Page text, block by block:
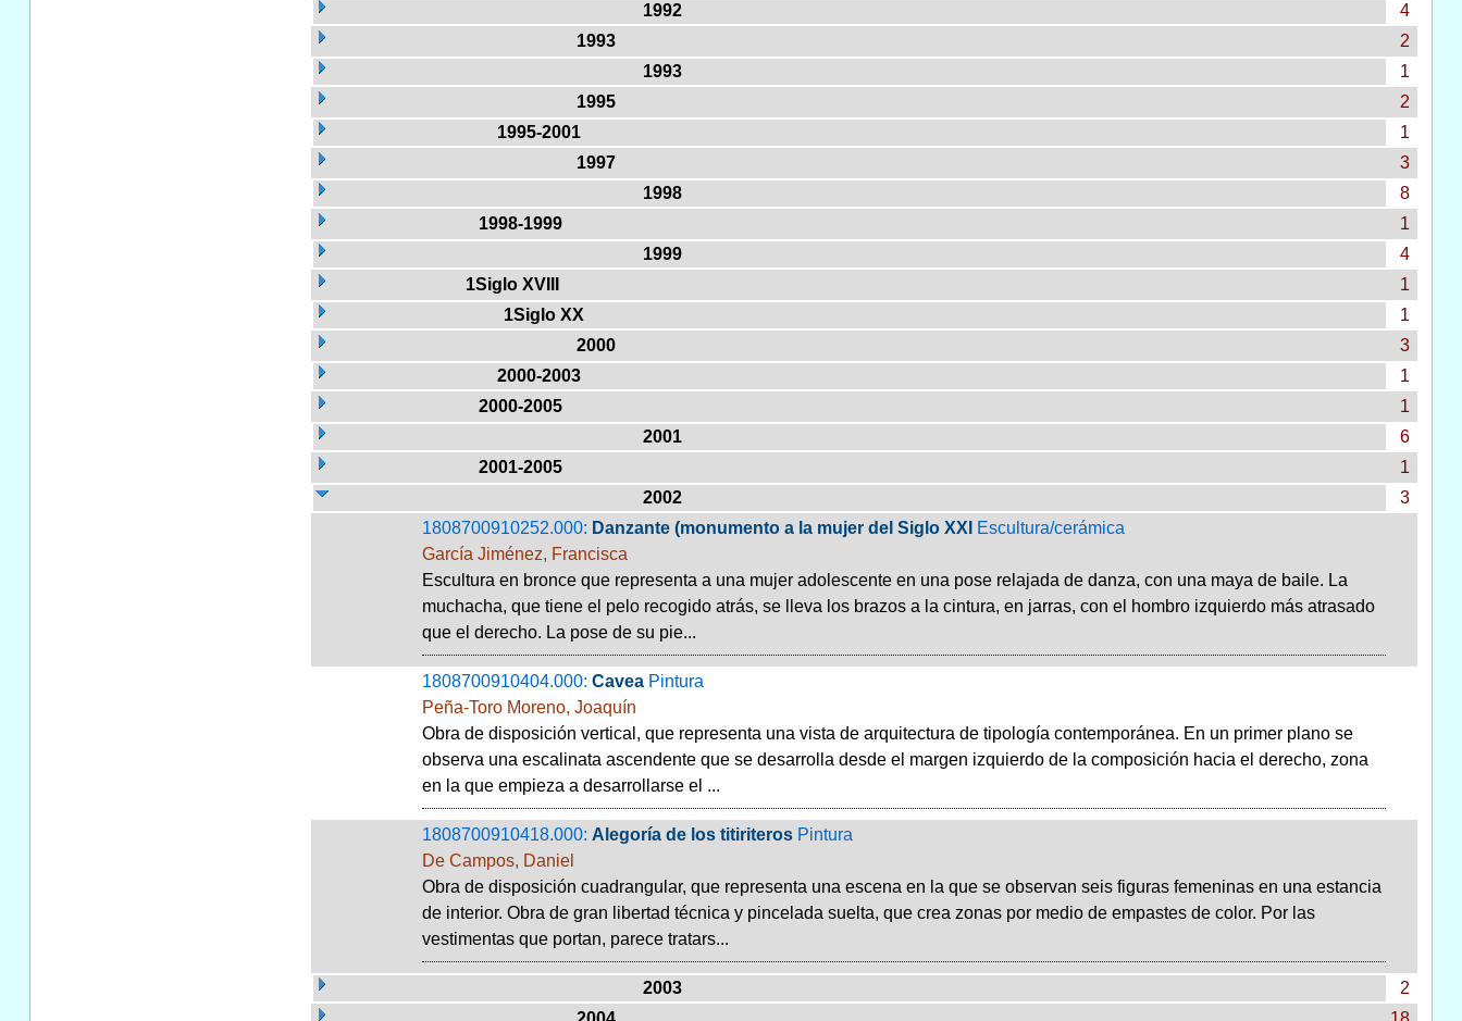
1992
4
1993
2
1993
1
1995
2
1995-2001
1
1997
3
1998
8
1998-1999
1
1999
4
1Siglo XVIII
1
1Siglo XX
1
2000
3
2000-2003
1
2000-2005
1
2001
6
2001-2005
1
2002
3
1808700910252.000: Danzante (monumento a la mujer del Siglo XXI
Escultura/cerámica
García Jiménez, Francisca
Escultura en bronce que representa a una mujer adolescente en una pose relajada de danza, con una maya de baile. La
muchacha, que tiene el pelo recogido atrás, se lleva los brazos a la cintura, en jarras, con el hombro izquierdo más atrasado
que el derecho. La pose de su pie...
1808700910404.000: Cavea Pintura
Peña-Toro Moreno, Joaquín
Obra de disposición vertical, que representa una vista de arquitectura de tipología contemporánea. En un primer plano se
observa una escalinata ascendente que se desarrolla desde el margen izquierdo de la composición hacia el derecho, zona
en la que empieza a desarrollarse el ...
1808700910418.000: Alegoría de los titiriteros Pintura
De Campos, Daniel
Obra de disposición cuadrangular, que representa una escena en la que se observan seis figuras femeninas en una estancia
de interior. Obra de gran libertad técnica y pincelada suelta, que crea zonas por medio de empastes de color. Por las
vestimentas que portan, parece tratars...
2003
2